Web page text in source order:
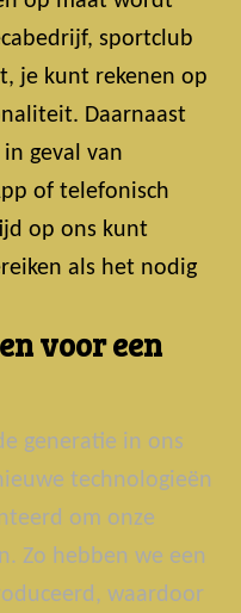
sportclub
je kunt rekenen op
Daarnaast
geval van
of telefonisch
op ons kunt
als het nodig
voor een
generatie in ons
technologieën
om onze
Zo hebben we een
waardoor